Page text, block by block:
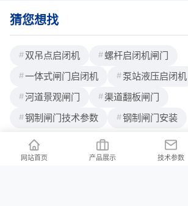
猜您想找
双吊点启闭机
螺杆启闭机闸门
一体式闸门启闭机
泵站液压启闭机
河道景观闸门
渠道翻板闸门
钢制闸门技术参数
钢制闸门安装
网站首页 产品展示 技术参数